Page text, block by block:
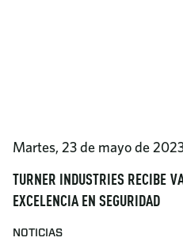
Martes, 23 de mayo de
TURNER INDUSTRIES RECIBE
EXCELENCIA EN SEGURIDAD
NOTICIAS